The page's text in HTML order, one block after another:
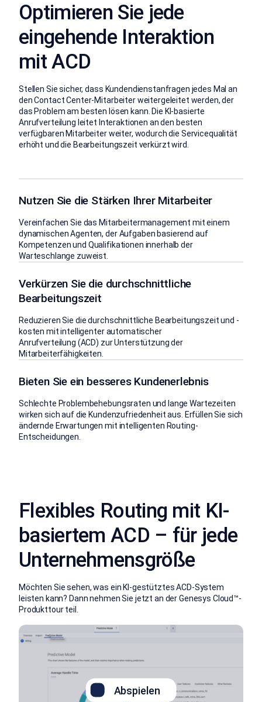
Optimieren Sie jede
eingehende Interaktion
mit ACD
Stellen Sie sicher, dass Kundendienstanfragen jedes Mal an
den Contact Center-Mitarbeiter weitergeleitet werden, der
das Problem am besten lösen kann. Die KI-basierte
Anrufverteilung leitet Interaktionen an den besten
verfügbaren Mitarbeiter weiter, wodurch die Servicequalität
erhöht und die Bearbeitungszeit verkürzt wird.
Nutzen Sie die Stärken Ihrer Mitarbeiter
Vereinfachen Sie das Mitarbeitermanagement mit einem
dynamischen Agenten, der Aufgaben basierend auf
Kompetenzen und Qualifikationen innerhalb der
Warteschlange zuweist.
Verkürzen Sie die durchschnittliche
Bearbeitungszeit
Reduzieren Sie die durchschnittliche Bearbeitungszeit und -
kosten mit intelligenter automatischer
Anrufverteilung (ACD) zur Unterstützung der
Mitarbeiterfähigkeiten.
Bieten Sie ein besseres Kundenerlebnis
Schlechte Problembehebungsraten und lange Wartezeiten
wirken sich auf die Kundenzufriedenheit aus. Erfüllen Sie sich
ändernde Erwartungen mit intelligenten Routing-
Entscheidungen.
Flexibles Routing mit KI-
basiertem ACD – für jede
Unternehmensgröße
Möchten Sie sehen, was ein KI-gestütztes ACD-System
leisten kann? Dann nehmen Sie jetzt an der Genesys Cloud™-
Produkttour teil.
Abspielen